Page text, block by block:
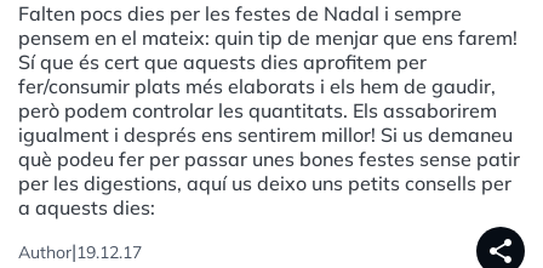
Falten pocs dies per les festes de Nadal i sempre
pensem en el mateix: quin tip de menjar que ens farem!
Sí que és cert que aquests dies aprofitem per
fer/consumir plats més elaborats i els hem de gaudir,
però podem controlar les quantitats. Els assaborirem
igualment i després ens sentirem millor! Si us demaneu
què podeu fer per passar unes bones festes sense patir
per les digestions, aquí us deixo uns petits consells per
a aquests dies:
Author|19.12.17 share